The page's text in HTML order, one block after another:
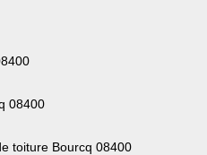
08400
toiture Bourcq 08400